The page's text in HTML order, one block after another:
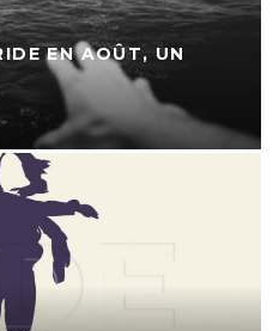
EN AOÛT, UN